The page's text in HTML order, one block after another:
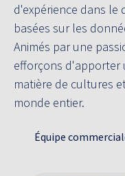
d'expérience dans
basées sur les
Animés par une
efforçons d'apporter
matière de cultures
monde entier.
Équipe